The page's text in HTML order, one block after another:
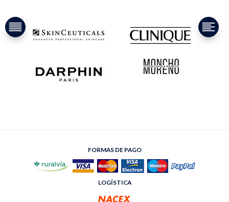
FORMAS DE PAGO
LOGÍSTICA